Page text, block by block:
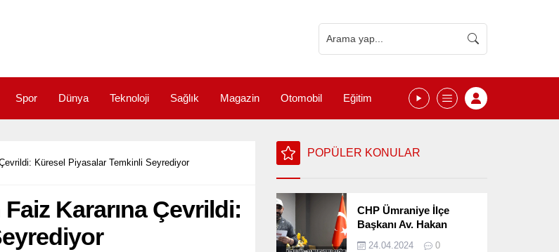
Spor Dünya Teknoloji Sağlık Magazin Otomobil Eğitim
Küresel Piyasalar Temkinli Seyrediyor
Kararına Çevrildi:
POPÜLER KONULAR
CHP Ümraniye İlçe
Başkanı Av. Hakan
24.04.2024 0